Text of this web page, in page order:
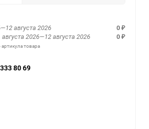
августа 2026 0 ₽
августа 2026—12 августа 2026 0 ₽
товара
80 69